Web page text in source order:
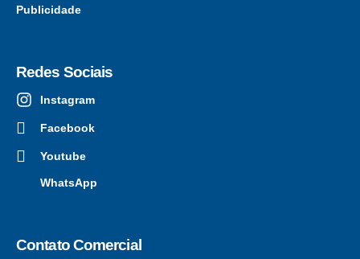
Publicidade
Redes Sociais
Instagram
Facebook
Youtube
WhatsApp
Contato Comercial